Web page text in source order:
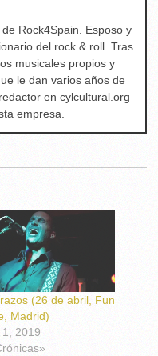
Rock4Spain. Esposo y
del rock & roll. Tras
musicales propios y
le dan varios años de
en cylcultural.org
empresa.
(26 de abril, Fun
Madrid)
1, 2019